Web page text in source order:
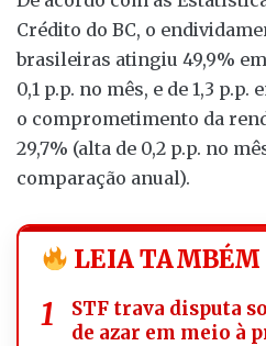
Crédito do BC, o
brasileiras atingiu 49,9%
0,1 p.p. no mês, e de 1,3 p.p.
o comprometimento da
29,7% (alta de 0,2 p.p. no
comparação anual).
LEIA TAMBÉM
STF trava disputa
de azar em meio à